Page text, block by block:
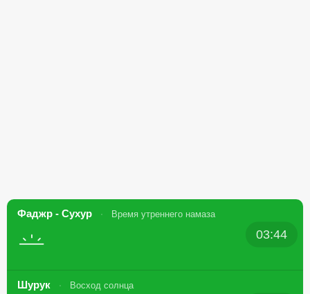
Фаджр - Сухур Время утреннего намаза
03:44
Шурук Восход солнца